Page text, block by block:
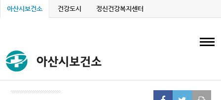
아산시보건소 건강도시 정신건강복지센터